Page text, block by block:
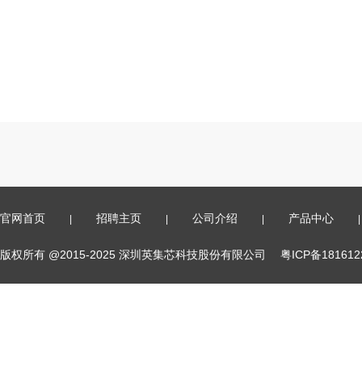
官网首页 | 招聘主页 | 公司介绍 | 产品中心 |
版权所有 @2015-2025 深圳英集芯科技股份有限公司 粤ICP备